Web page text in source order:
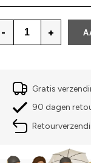
- +
Gratis
90 dagen